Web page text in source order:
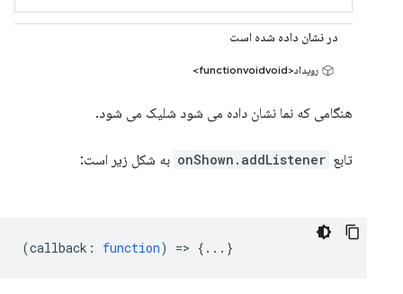
در نشان داده شده است
رویداد<functionvoidvoid>
هنگامی که نما نشان داده می شود شلیک می شود.
تابع onShown.addListener به شکل زیر است:
(callback : function) => {...}